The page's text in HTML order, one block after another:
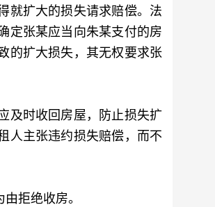
就扩大的损失请求赔偿。法
定张某应当向朱某支付的房
的扩大损失，其无权要求张
时收回房屋，防止损失扩
人主张违约损失赔偿，而不
拒绝收房。